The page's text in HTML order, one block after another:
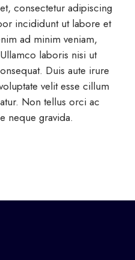
consectetur adipiscing
incididunt ut labore et
ad minim veniam,
laboris nisi ut
Duis aute irure
velit esse cillum
Non tellus orci ac
neque gravida.